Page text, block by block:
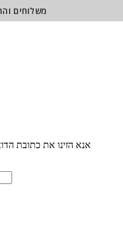
אנא הזינו את כתובת
משלוחים